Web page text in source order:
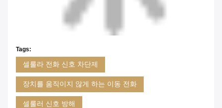
Tags:
셀룰라 전화 신호 차단제
장치를 움직이지 않게 하는 이동 전화
셀룰러 신호 방해